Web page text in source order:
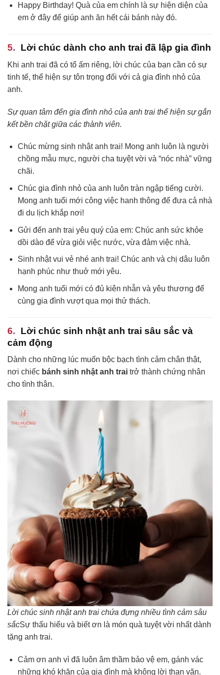
Happy Birthday! Quà của em chính là sự hiện diện của
em ở đây để giúp anh ăn hết cái bánh này đó.
Lời chúc dành cho anh trai đã lập gia đình
Khi anh trai đã có tổ ấm riêng, lời chúc của bạn cần có sự
tinh tế, thể hiện sự tôn trọng đối với cả gia đình nhỏ của
anh.
Sự quan tâm đến gia đình nhỏ của anh trai thể hiện sự gắn
kết bền chặt giữa các thành viên.
Chúc mừng sinh nhật anh trai! Mong anh luôn là người
chồng mẫu mực, người cha tuyệt vời và “nóc nhà” vững
chãi.
Chúc gia đình nhỏ của anh luôn tràn ngập tiếng cười.
Mong anh tuổi mới công việc hanh thông để đưa cả nhà
đi du lịch khắp nơi!
Gửi đến anh trai yêu quý của em: Chúc anh sức khỏe
dồi dào để vừa giỏi việc nước, vừa đảm việc nhà.
Sinh nhật vui vẻ nhé anh trai! Chúc anh và chị dâu luôn
hạnh phúc như thuở mới yêu.
Mong anh tuổi mới có đủ kiên nhẫn và yêu thương để
cùng gia đình vượt qua mọi thử thách.
Lời chúc sinh nhật anh trai sâu sắc và
cảm động
Dành cho những lúc muốn bộc bạch tình cảm chân thật,
nơi chiếc bánh sinh nhật anh trai trở thành chứng nhân
cho tình thân.
Lời chúc sinh nhật anh trai chứa đựng nhiều tình cảm sâu
sắcSự thấu hiểu và biết ơn là món quà tuyệt vời nhất dành
tặng anh trai.
Cảm ơn anh vì đã luôn âm thầm bảo vệ em, gánh vác
những khó khăn của gia đình mà không lời than vãn.